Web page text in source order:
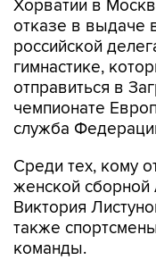
Хорватии в
отказе в выдаче
российской
гимнастике,
отправиться в
чемпионате
служба
Среди тех, кому
женской сборной
Виктория
также
команды.